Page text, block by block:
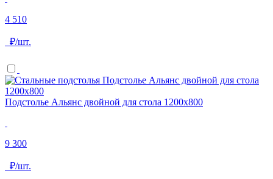
4 510
₽/шт.
Подстолье Альянс двойной для стола 1200х800
9 300
₽/шт.